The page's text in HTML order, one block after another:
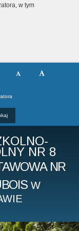
w tym
NR 8
NR
W